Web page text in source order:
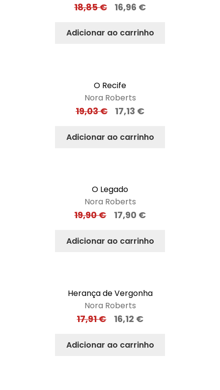
18,85€ 16,96 €
Adicionar ao carrinho
O Recife
Nora Roberts
19,03€ 17,13 €
Adicionar ao carrinho
O Legado
Nora Roberts
19,90€ 17,90 €
Adicionar ao carrinho
Herança de Vergonha
Nora Roberts
17,91€ 16,12 €
Adicionar ao carrinho